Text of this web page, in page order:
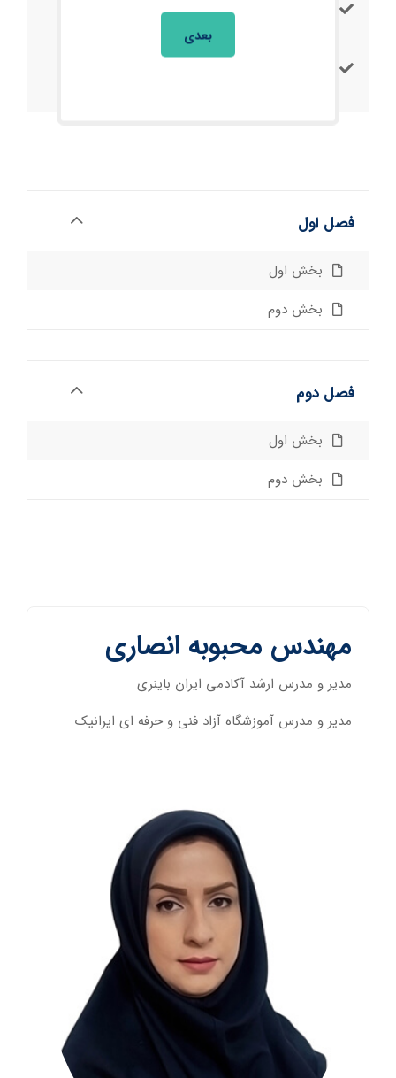
فصل اول
بخش اول
بخش دوم
فصل دوم
بخش اول
بخش دوم
مهندس محبوبه انصاری
مدیر و مدرس ارشد آکادمی ایران باینری
مدیر و مدرس آموزشگاه آزاد فنی و حرفه ای ایرانیک
بعدی